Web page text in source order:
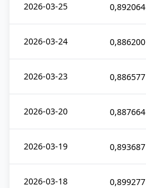
2026-03-25 0,892064
2026-03-24 0,886200
2026-03-23 0,886577
2026-03-20 0,887664
2026-03-19 0,893687
2026-03-18 0,899277